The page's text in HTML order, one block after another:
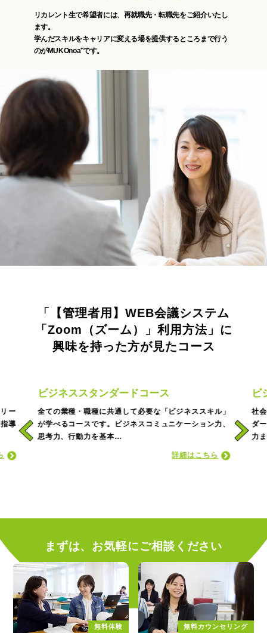
リカレント生で希望者には、再就職先・転職先をご紹介いたし
ます。
学んだスキルをキャリアに変える場を提供するところまで行う
のがMUKOnoa⁺です。
「【管理者用】WEB会議システム
「Zoom（ズーム）」利用方法」に
興味を持った方が見たコース
ー
導
ビジネススタンダードコース
全ての業種・職種に共通して必要な「ビジネススキル」
が学べるコースです。ビジネスコミュニケーション力、
思考力、行動力を基本…
詳細はこちら
ビ
社
ダ
力
まずは、お気軽にご相談ください
無料体験 無料カウンセリング